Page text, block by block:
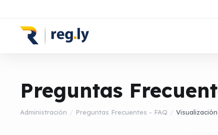
Preguntas
Administración Preguntas Frecuentes - FAQ